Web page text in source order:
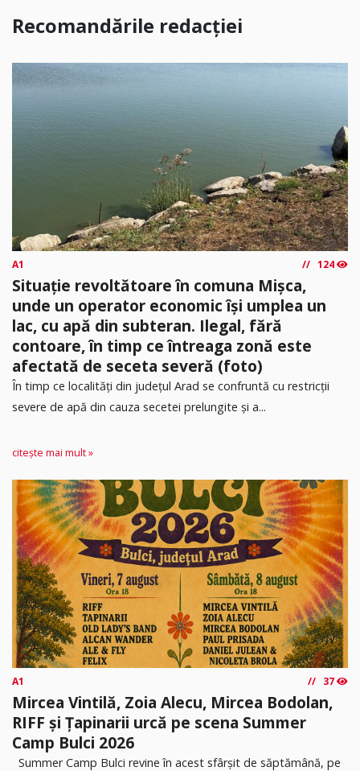
Recomandările redacției
A1 124
Situație revoltătoare în comuna Mișca,
unde un operator economic își umplea un
lac, cu apă din subteran. Ilegal, fără
contoare, în timp ce întreaga zonă este
afectată de seceta severă (foto)
În timp ce localități din județul Arad se confruntă cu restricții
severe de apă din cauza secetei prelungite și a...
citește mai mult »
A1 37
Mircea Vintilă, Zoia Alecu, Mircea Bodolan,
RIFF și Țapinarii urcă pe scena Summer
Camp Bulci 2026
Summer Camp Bulci revine în acest sfârșit de săptămână, pe